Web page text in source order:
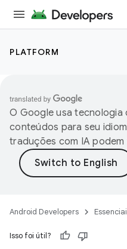
PLATFORM
O Google usa tecnologia
conteúdos para seu
traduções com IA podem
Android Developers
Isso foi útil?